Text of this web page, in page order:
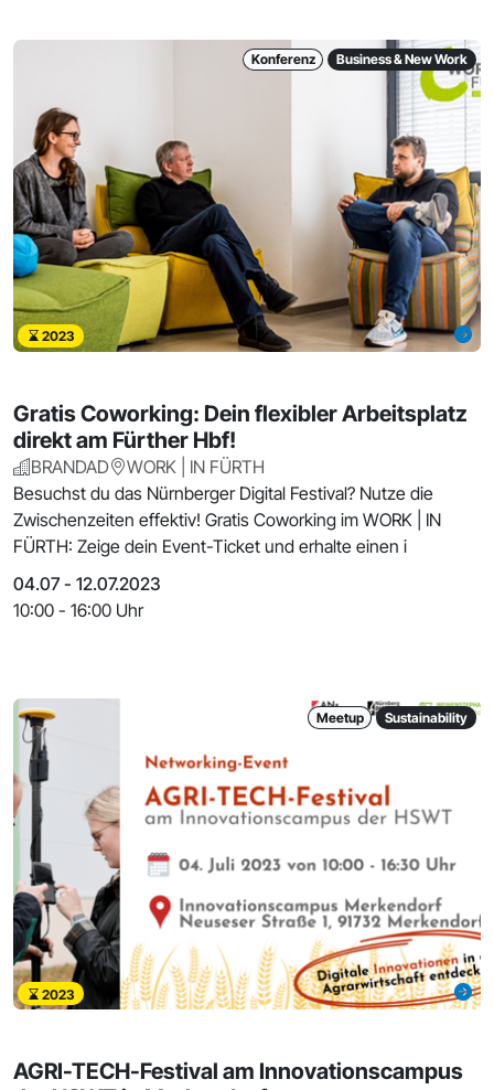
Konferenz Business & New Work
2023
Gratis Coworking: Dein flexibler Arbeitsplatz
direkt am Fürther Hbf!
BRANDAD
WORK | IN FÜRTH
Besuchst du das Nürnberger Digital Festival? Nutze die
Zwischenzeiten effektiv! Gratis Coworking im WORK | IN
FÜRTH: Zeige dein Event-Ticket und erhalte einen i
04.07 - 12.07.2023
10:00 - 16:00 Uhr
Meetup Sustainability
2023
AGRI-TECH-Festival am Innovationscampus